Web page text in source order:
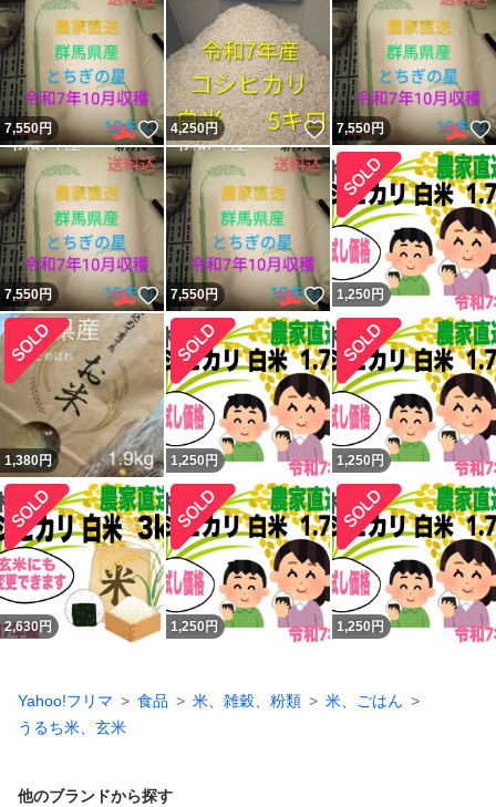
7,550円 いいね！
4,250円 いいね！
7,550円
7,550円 いいね！
7,550円 いいね！
1,250 円
1,380円 1,250 円 1,250 円
2,630円 1,250 円 1,250 円
Yahoo!フリマ 食品 米、雑穀、粉類
米、ごはん
うるち米、玄米
他のブランドから探す